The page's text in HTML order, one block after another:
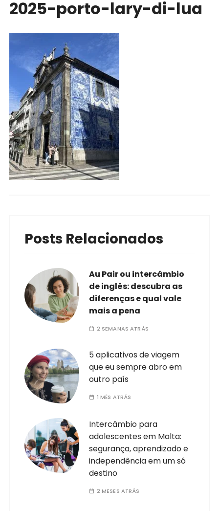
2025-porto-lary-di-lua
Posts Relacionados
Au Pair ou intercâmbio
de inglês: descubra as
diferenças e qual vale
mais a pena
2 SEMANAS ATRÁS
5 aplicativos de viagem
que eu sempre abro em
outro país
1 MÊS ATRÁS
Intercâmbio para
adolescentes em Malta:
segurança, aprendizado e
independência em um só
destino
2 MESES ATRÁS